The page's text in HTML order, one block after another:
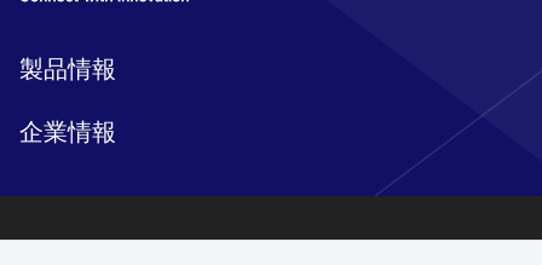
製品情報
企業情報